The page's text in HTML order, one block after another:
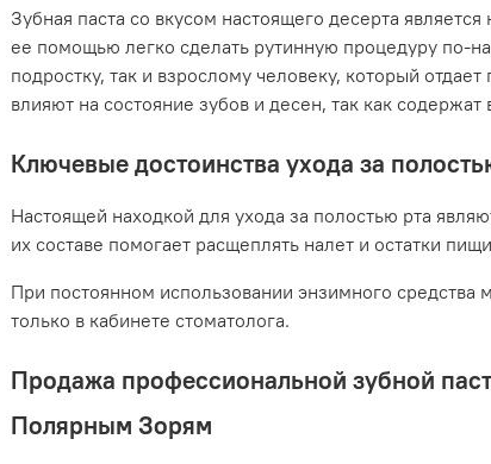
Зубная паста со вкусом настоящего десерта
ее помощью легко сделать рутинную процедуру по-
подростку, так и взрослому человеку, который
влияют на состояние зубов и десен, так как
Ключевые достоинства ухода за
Настоящей находкой для ухода за полостью рта
их составе помогает расщеплять налет и остатки
При постоянном использовании энзимного средства
только в кабинете стоматолога.
Продажа профессиональной зубной
Полярным Зорям